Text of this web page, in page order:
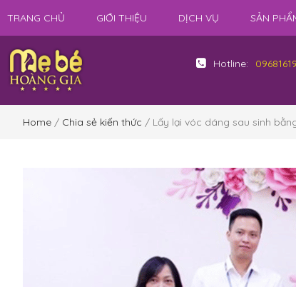
TRANG CHỦ GIỚI THIỆU DỊCH VỤ SẢN
Hotline:
Home / Chia sẻ kiến thức / Lấy lại vóc dáng sau sinh